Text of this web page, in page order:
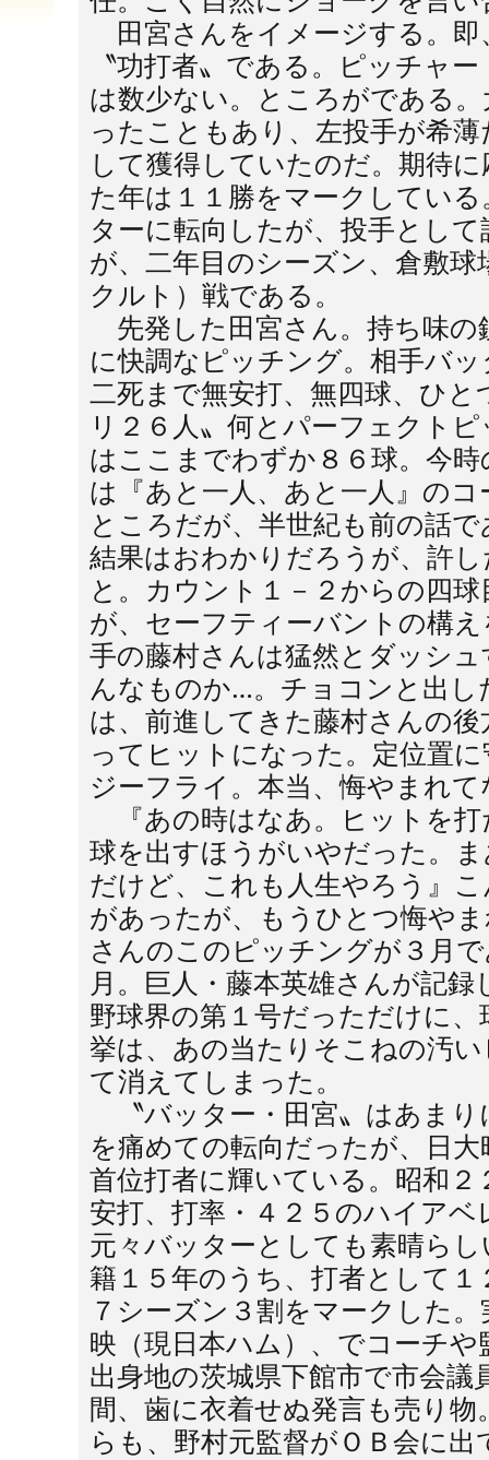
田宮さんをイメージする。
〝功打者〟である。ピッチャ
は数少ない。ところがである
ったこともあり、左投手が希
して獲得していたのだ。期待
た年は１１勝をマークしてい
ターに転向したが、投手とし
が、二年目のシーズン、倉敷
クルト）戦である。
先発した田宮さん。持ち味の
に快調なピッチング。相手バ
二死まで無安打、無四球、ひ
リ２６人〟何とパーフェクト
はここまでわずか８６球。今
は『あと一人、あと一人』の
ところだが、半世紀も前の話
結果はおわかりだろうが、許
と。カウント１－２からの四
が、セーフティーバントの構
手の藤村さんは猛然とダッシ
んなものか…。チョコンと出
は、前進してきた藤村さんの
ってヒットになった。定位置
ジーフライ。本当、悔やまれ
『あの時はなあ。ヒットを
球を出すほうがいやだった。
だけど、これも人生やろう』
があったが、もうひとつ悔や
さんのこのピッチングが３月
月。巨人・藤本英雄さんが記
野球界の第１号だっただけに
挙は、あの当たりそこねの汚
て消えてしまった。
〝バッター・田宮〟はあまり
を痛めての転向だったが、日
首位打者に輝いている。昭和
安打、打率・４２５のハイア
元々バッターとしても素晴ら
籍１５年のうち、打者として
７シーズン３割をマークした
映（現日本ハム）、でコーチ
出身地の茨城県下館市で市会
間、歯に衣着せぬ発言も売り
らも、野村元監督がＯＢ会に